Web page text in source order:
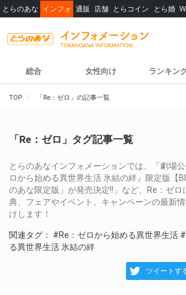
とらのあな インフォ 通販 店舗 とらコイン とら婚
総合 女性向け ランキン
TOP 「Re：ゼロ」の記事一覧
「Re：ゼロ」タグ記事一覧
とらのあなインフォメーションでは、「劇場
ロから始める異世界生活 氷結の絆』限定版【
のあな限定版」が発売決定!!」など、Re：ゼロ
典、フェアやイベント、キャンペーンの最新
けします！
関連タグ： #Re：ゼロから始める異世界生活
る異世界生活 氷結の絆
ツイートす